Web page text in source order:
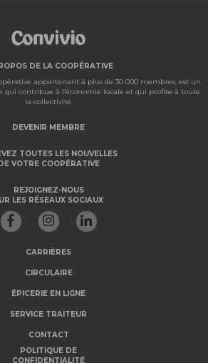
DE LA COOPÉRATIVE
appartenant à plus de 30 000 membres, est un
contribue à l’économie locale et qui profite à toute
la collectivité.
DEVENIR MEMBRE
TOUTES LES NOUVELLES
VOTRE COOPÉRATIVE
REJOIGNEZ-NOUS
LES RÉSEAUX SOCIAUX
CARRIÈRES
CIRCULAIRE
ÉPICERIE EN LIGNE
SERVICE TRAITEUR
CONTACT
POLITIQUE DE
CONFIDENTIALITÉ